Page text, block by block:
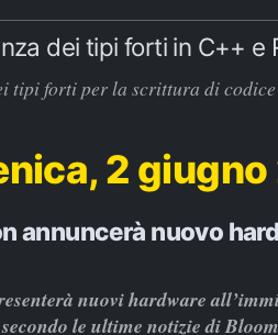
dei tipi forti in C++ e
tipi forti per la scrittura di
2
annuncerà nuovo
nuovi hardware
le ultime notizie di